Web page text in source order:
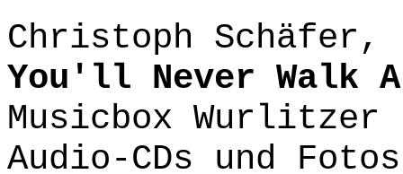
Christoph Schäfer,
You'll Never Walk
Musicbox
Audio-CDs und